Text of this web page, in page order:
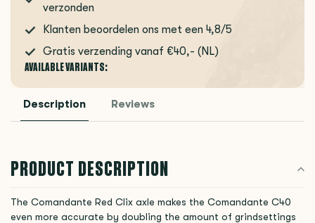
verzonden
Klanten beoordelen ons met een 4,8/5
Gratis verzending vanaf €40,- (NL)
AVAILABLE VARIANTS:
Description Reviews
PRODUCT DESCRIPTION
The Comandante Red Clix axle makes the Comandante C40
even more accurate by doubling the amount of grindsettings